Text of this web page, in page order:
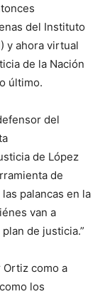
del Instituto
y ahora virtual
de la Nación
último.
del
de López
de
palancas en la
van a
de justicia.”
Ortiz como a
los